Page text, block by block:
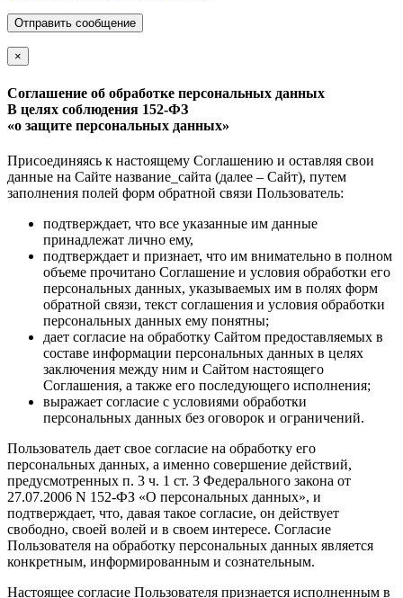
Отправить сообщение
×
Соглашение об обработке персональных данных
В целях соблюдения 152-ФЗ
«о защите персональных данных»
Присоединяясь к настоящему Соглашению и оставляя свои
данные на Сайте название_сайта (далее – Сайт), путем
заполнения полей форм обратной связи Пользователь:
подтверждает, что все указанные им данные
принадлежат лично ему,
подтверждает и признает, что им внимательно в полном
объеме прочитано Соглашение и условия обработки его
персональных данных, указываемых им в полях форм
обратной связи, текст соглашения и условия обработки
персональных данных ему понятны;
дает согласие на обработку Сайтом предоставляемых в
составе информации персональных данных в целях
заключения между ним и Сайтом настоящего
Соглашения, а также его последующего исполнения;
выражает согласие с условиями обработки
персональных данных без оговорок и ограничений.
Пользователь дает свое согласие на обработку его
персональных данных, а именно совершение действий,
предусмотренных п. 3 ч. 1 ст. 3 Федерального закона от
27.07.2006 N 152-ФЗ «О персональных данных», и
подтверждает, что, давая такое согласие, он действует
свободно, своей волей и в своем интересе. Согласие
Пользователя на обработку персональных данных является
конкретным, информированным и сознательным.
Настоящее согласие Пользователя признается исполненным в